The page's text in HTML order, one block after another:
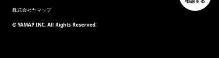
株式会社ヤマップ
© YAMAP INC. All Rights Reserved.